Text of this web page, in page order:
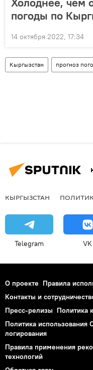
погоды по
14 октября 2022, 17:34
Кыргызстан прогноз
КЫРГЫЗСТАН
Telegram VK
О проекте Правила
Контакты и
Пресс-релизы Политика
Политика использования
логирования
Правила применения
технологий